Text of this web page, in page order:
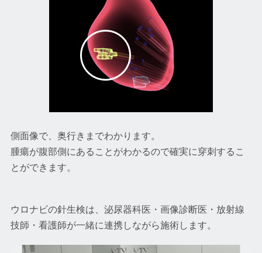
側面像で、奥行きまでわかります。
腫瘍が腹部側にあることがわかるので確実に穿刺するこ
とができます。
ウロナビの針生検は、泌尿器科医・画像診断医・放射線
技師・看護師が一緒に連携しながら施術します。